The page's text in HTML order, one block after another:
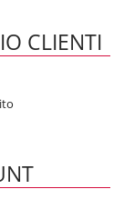
CLIENTI